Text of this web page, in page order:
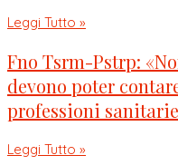
Leggi Tutto »
Fno Tsrm-Pstrp:
devono poter
professioni
Leggi Tutto »